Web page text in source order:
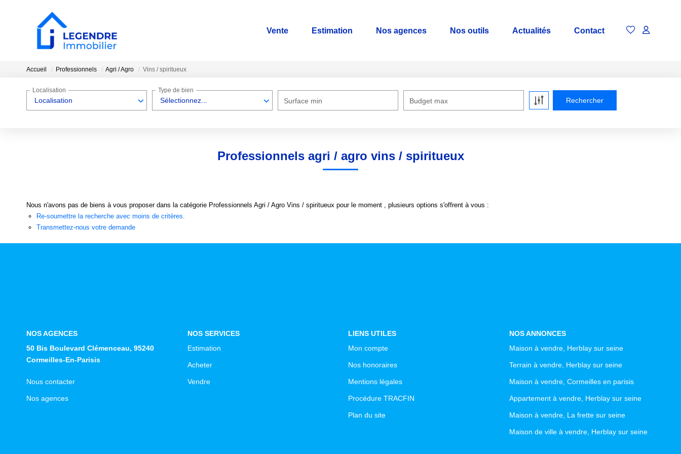
Vente Estimation Nos agences Nos outils Actualités Contact
Accueil Professionnels Agri / Agro Vins / spiritueux
Localisation
Localisation
Sélectionnez...
Type de bien
Surface min Budget max
Professionnels agri / agro vins / spiritueux
Nous n'avons pas de biens à vous proposer dans la catégorie Professionnels Agri / Agro Vins / spiritueux pour le moment , plusieurs options s'offrent à vous :
Re-soumettre la recherche avec moins de critères.
Transmettez-nous votre demande
NOS AGENCES
50 Bis Boulevard Clémenceau, 95240
Cormeilles-En-Parisis
Nous contacter
Nos agences
NOS SERVICES
Estimation
Acheter
Vendre
LIENS UTILES
Mon compte
Nos honoraires
Mentions légales
Procédure TRACFIN
Plan du site
NOS ANNONCES
Maison à vendre, Herblay sur seine
Terrain à vendre, Herblay sur seine
Maison à vendre, Cormeilles en parisis
Appartement à vendre, Herblay sur seine
Maison à vendre, La frette sur seine
Maison de ville à vendre, Herblay sur seine